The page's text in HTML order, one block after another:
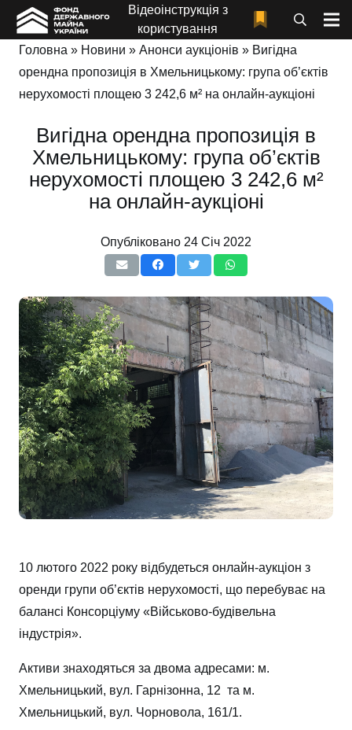
Відеоінструкція з
користування
Головна » Новини » Анонси аукціонів » Вигідна
орендна пропозиція в Хмельницькому: група об’єктів
нерухомості площею 3 242,6 м² на онлайн-аукціоні
Вигідна орендна пропозиція в
Хмельницькому: група об’єктів
нерухомості площею 3 242,6 м²
на онлайн-аукціоні
Опубліковано 24 Січ 2022
10 лютого 2022 року відбудеться онлайн-аукціон з
оренди групи об’єктів нерухомості, що перебуває на
балансі Консорціуму «Військово-будівельна
індустрія».
Активи знаходяться за двома адресами: м.
Хмельницький, вул. Гарнізонна, 12 та м.
Хмельницький, вул. Чорновола, 161/1.